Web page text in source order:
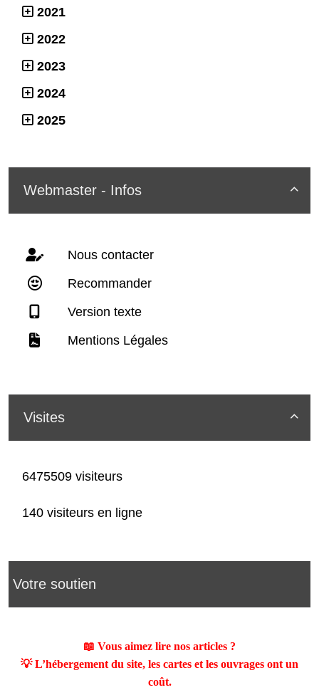
2021
2022
2023
2024
2025

Webmaster - Infos
Nous contacter
Recommander
Version texte
Mentions Légales

Visites
6475509 visiteurs
140 visiteurs en ligne
Votre soutien
📖 Vous aimez lire nos articles ?
💡 L’hébergement du site, les cartes et les ouvrages ont un
coût.